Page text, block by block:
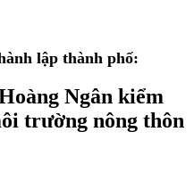
lập thành phố:
Ngân kiểm
trường nông thôn